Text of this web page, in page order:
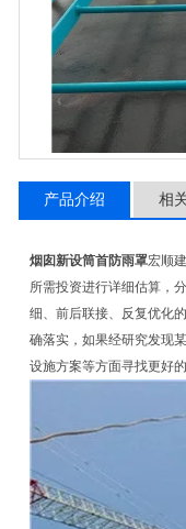
产品介绍 相
烟囱新设筒首防雨罩宏顺
所需投资进行详细估算，
细、前后联接、反复优化
确落实，如果经研究发现
设施方案等方面寻找更好